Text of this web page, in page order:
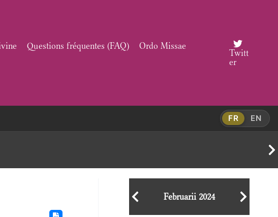
Questions fréquentes (FAQ)
Ordo Missae
Twitt
er
FR EN
Februarii 2024